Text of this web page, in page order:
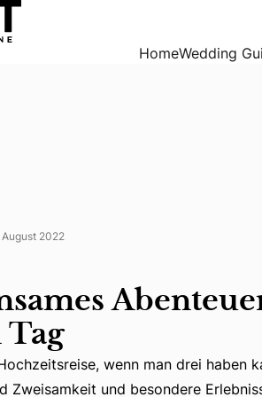
nach dem großen Tag
HomeWedding
2022
Tag
wenn man drei haben
wenn man drei haben
Zweisamkeit und besondere